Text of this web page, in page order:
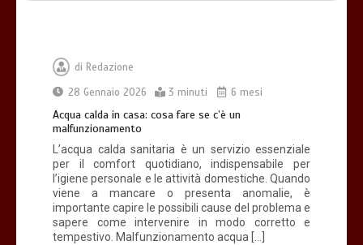
di Redazione
28 Gennaio 2026
3 minuti 6 mesi
Acqua calda in casa: cosa fare se c’è un
malfunzionamento
L’acqua calda sanitaria è un servizio essenziale
per il comfort quotidiano, indispensabile per
l’igiene personale e le attività domestiche. Quando
viene a mancare o presenta anomalie, è
importante capire le possibili cause del problema e
sapere come intervenire in modo corretto e
tempestivo. Malfunzionamento acqua […]